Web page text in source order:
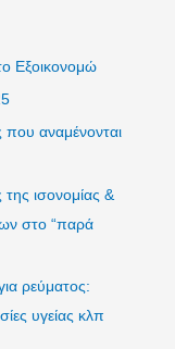
Εξοικονομώ
που αναμένονται
ισονομίας &
στο “παρά
ρεύματος:
υγείας κλπ